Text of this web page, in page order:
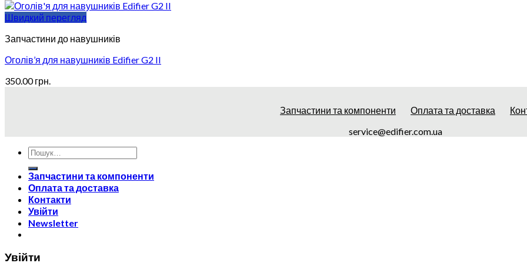
Швидкий перегляд
Запчастини до навушників
Оголів’я для навушників Edifier G2 II
350.00грн.
Запчастини та компоненти Оплата та доставка
service@edifier.com.ua
Запчастини та компоненти
Оплата та доставка
Контакти
Увійти
Newsletter
Увійти